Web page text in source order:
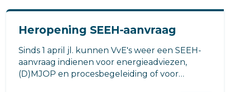
Heropening SEEH-aanvraag
Sinds 1 april jl. kunnen VvE's weer een SEEH-
aanvraag indienen voor energieadviezen,
(D)MJOP en procesbegeleiding of voor